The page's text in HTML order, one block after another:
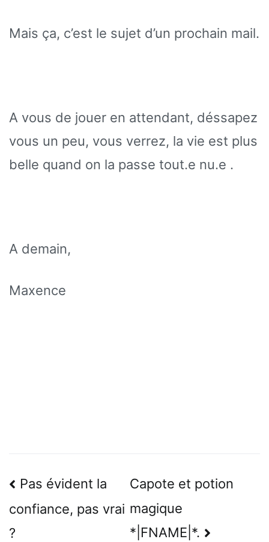
Mais ça, c’est le sujet d’un prochain mail.
A vous de jouer en attendant, déssapez
vous un peu, vous verrez, la vie est plus
belle quand on la passe tout.e nu.e .
A demain,
Maxence
Navigation
de
l’article
Pas évident la
confiance, pas vrai
?
Capote et potion
magique
*|FNAME|*.